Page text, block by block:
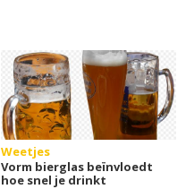
Weetjes
Vorm bierglas beïnvloedt
hoe snel je drinkt